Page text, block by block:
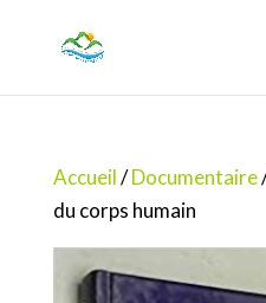
Accueil/Documentaire
du corps humain